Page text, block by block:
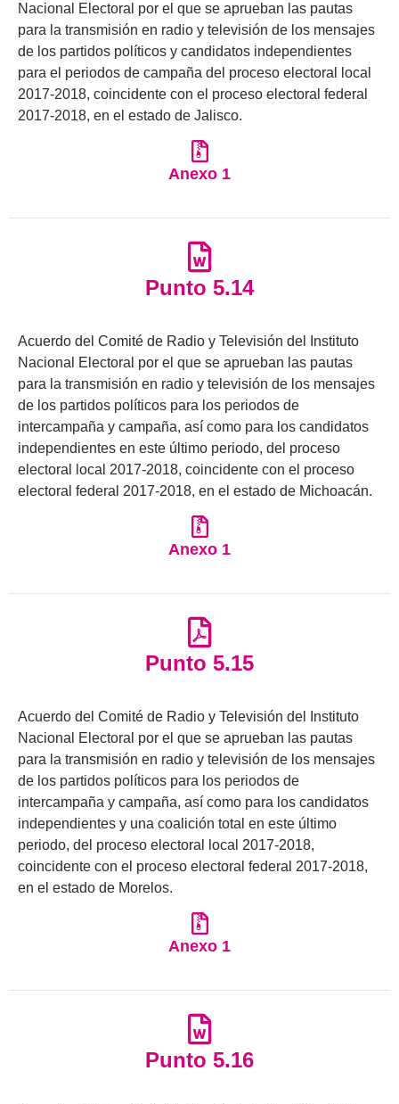
Nacional Electoral por el que se aprueban las pautas
para la transmisión en radio y televisión de los mensajes
de los partidos políticos y candidatos independientes
para el periodos de campaña del proceso electoral local
2017-2018, coincidente con el proceso electoral federal
2017-2018, en el estado de Jalisco.
Anexo 1
Punto 5.14
Acuerdo del Comité de Radio y Televisión del Instituto
Nacional Electoral por el que se aprueban las pautas
para la transmisión en radio y televisión de los mensajes
de los partidos políticos para los periodos de
intercampaña y campaña, así como para los candidatos
independientes en este último periodo, del proceso
electoral local 2017-2018, coincidente con el proceso
electoral federal 2017-2018, en el estado de Michoacán.
Anexo 1
Punto 5.15
Acuerdo del Comité de Radio y Televisión del Instituto
Nacional Electoral por el que se aprueban las pautas
para la transmisión en radio y televisión de los mensajes
de los partidos políticos para los periodos de
intercampaña y campaña, así como para los candidatos
independientes y una coalición total en este último
periodo, del proceso electoral local 2017-2018,
coincidente con el proceso electoral federal 2017-2018,
en el estado de Morelos.
Anexo 1
Punto 5.16